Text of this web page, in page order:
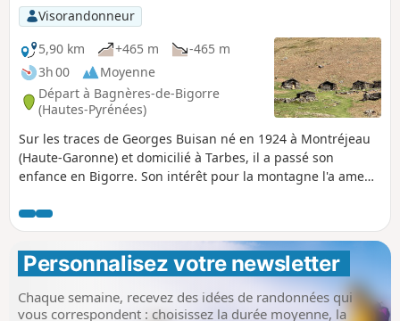
Visorandonneur
5,90 km
+465 m
-465 m
3h 00
Moyenne
Départ à Bagnères-de-Bigorre
(Hautes-Pyrénées)
Sur les traces de Georges Buisan né en 1924 à Montréjeau
(Haute-Garonne) et domicilié à Tarbes, il a passé son
enfance en Bigorre. Son intérêt pour la montagne l'a amené
sur les cabanes de bergers. Georges Buisan nous a quittés
depuis, mais il laisse derrière lui, avec ce Courtaou de la Lit
restauré pendant une trentaine d'années, une trace
originale et un message fort.
Personnalisez votre newsletter
Chaque semaine, recevez des idées de randonnées qui
vous correspondent : choisissez la durée moyenne, la